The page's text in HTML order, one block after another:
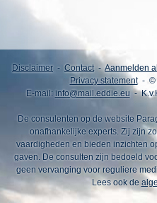
Disclaimer - Contact- Aanmelden
Privacy statement- ©
E-mail: info@mail.eddie.eu -
De consulenten op de website
onafhankelijke experts. Zij zijn
vaardigheden en bieden inzichten
gaven. De consulten zijn bedoeld
geen vervanging voor reguliere
Lees ook de